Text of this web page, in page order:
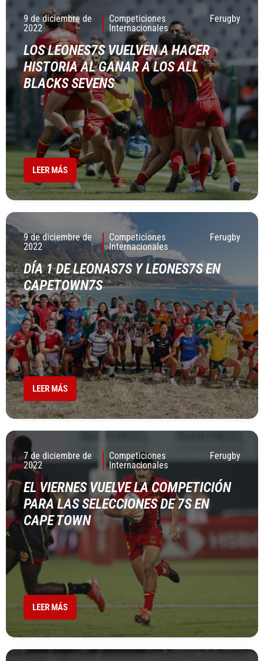
9 de diciembre de
2022
Competiciones
Internacionales
Ferugby
LOS LEONES7S VUELVEN A HACER
HISTORIA AL GANAR A LOS ALL
BLACKS SEVENS
LEER MÁS
9 de diciembre de
2022
Competiciones
Internacionales
Ferugby
DÍA 1 DE LEONAS7S Y LEONES7S EN
CAPETOWN7S
LEER MÁS
7 de diciembre de
2022
Competiciones
Internacionales
Ferugby
EL VIERNES VUELVE LA COMPETICIÓN
PARA LAS SELECCIONES DE 7S EN
CAPE TOWN
LEER MÁS